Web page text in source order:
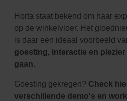
Horta staat bekend om haar
op de winkelvloer. Het
is daar een ideaal voorbeeld
goesting, interactie en
gaan.
Goesting gekregen? Check
verschillende demo's en